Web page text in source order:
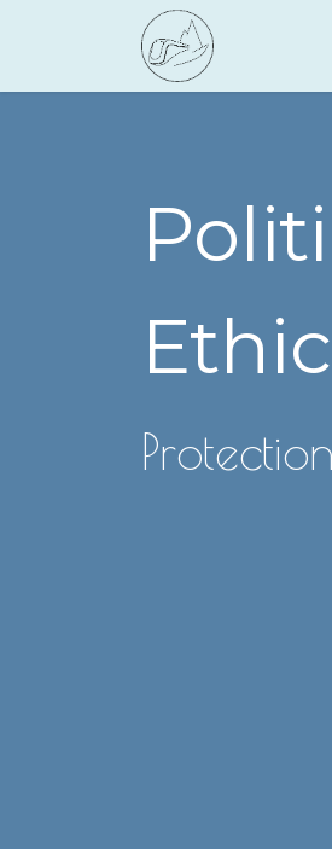
Se rendre au contenu